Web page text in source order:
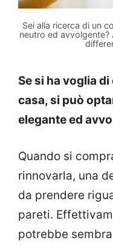
Sei alla ricerca di un
neutro ed avvolgente?
Se si ha voglia
casa, si può
elegante ed
Quando si
rinnovarla, una
da prendere
pareti.
potrebbe